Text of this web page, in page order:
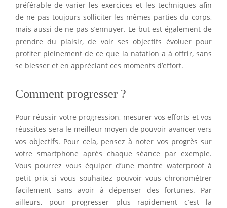
préférable de varier les exercices et les techniques afin
de ne pas toujours solliciter les mêmes parties du corps,
mais aussi de ne pas s’ennuyer. Le but est également de
prendre du plaisir, de voir ses objectifs évoluer pour
profiter pleinement de ce que la natation a à offrir, sans
se blesser et en appréciant ces moments d’effort.
Comment progresser ?
Pour réussir votre progression, mesurer vos efforts et vos
réussites sera le meilleur moyen de pouvoir avancer vers
vos objectifs. Pour cela, pensez à noter vos progrès sur
votre smartphone après chaque séance par exemple.
Vous pourrez vous équiper d’une montre waterproof à
petit prix si vous souhaitez pouvoir vous chronométrer
facilement sans avoir à dépenser des fortunes. Par
ailleurs, pour progresser plus rapidement c’est la